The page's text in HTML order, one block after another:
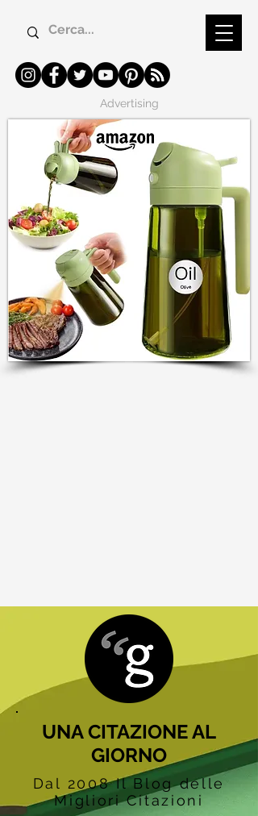
Advertising
UNA CITAZIONE AL
GIORNO
Dal 2008 Il Blog delle
Migliori Citazioni